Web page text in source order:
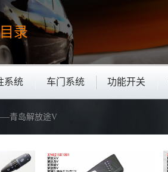
录
系统 车门系统 功能开关
青岛解放途V